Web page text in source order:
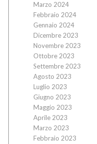
Marzo 2024
Febbraio 2024
Gennaio 2024
Dicembre 2023
Novembre 2023
Ottobre 2023
Settembre 2023
Agosto 2023
Luglio 2023
Giugno 2023
Maggio 2023
Aprile 2023
Marzo 2023
Febbraio 2023